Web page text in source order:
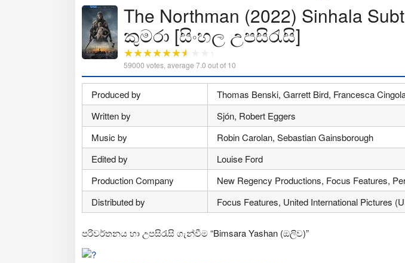
The Northman (2022) Sinhala
කුමරා [සිංහල උපසිරැසි]
59000 votes, average 7.0 out of 10
Produced by
Thomas Benski, Garrett Bird, Francesca
Written by
Sjón, Robert Eggers
Music by
Robin Carolan, Sebastian Gainsborough
Edited by
Louise Ford
Production Company
New Regency Productions, Focus Features,
Distributed by
Focus Features, United International Pictures
පරිවර්තනය හා උපසිරැසි ගැන්වීම “Bimsara Yashan (ඔලිව)”